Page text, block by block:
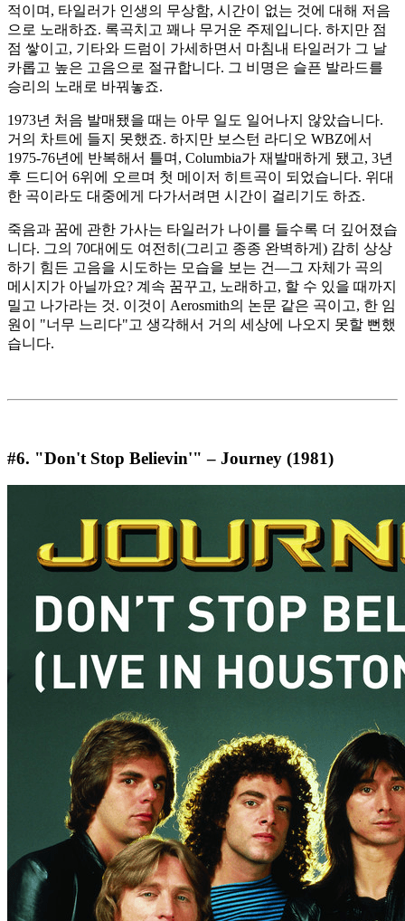
적이며, 타일러가 인생의 무상함, 시간이 없는 것에 대해 저음
으로 노래하죠. 록곡치고 꽤나 무거운 주제입니다. 하지만 점
점 쌓이고, 기타와 드럼이 가세하면서 마침내 타일러가 그 날
카롭고 높은 고음으로 절규합니다. 그 비명은 슬픈 발라드를
승리의 노래로 바꿔놓죠.
1973년 처음 발매됐을 때는 아무 일도 일어나지 않았습니다.
거의 차트에 들지 못했죠. 하지만 보스턴 라디오 WBZ에서
1975-76년에 반복해서 틀며, Columbia가 재발매하게 됐고, 3년
후 드디어 6위에 오르며 첫 메이저 히트곡이 되었습니다. 위대
한 곡이라도 대중에게 다가서려면 시간이 걸리기도 하죠.
죽음과 꿈에 관한 가사는 타일러가 나이를 들수록 더 깊어졌습
니다. 그의 70대에도 여전히(그리고 종종 완벽하게) 감히 상상
하기 힘든 고음을 시도하는 모습을 보는 건—그 자체가 곡의
메시지가 아닐까요? 계속 꿈꾸고, 노래하고, 할 수 있을 때까지
밀고 나가라는 것. 이것이 Aerosmith의 논문 같은 곡이고, 한 임
원이 "너무 느리다"고 생각해서 거의 세상에 나오지 못할 뻔했
습니다.
#6. "Don't Stop Believin'" – Journey (1981)